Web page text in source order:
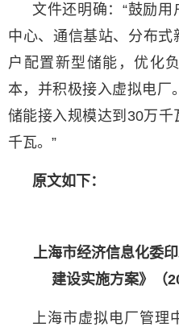
文件还明确：“鼓励
中心、通信基站、分布式
户配置新型储能，优化
本，并积极接入虚拟电厂
储能接入规模达到30万
千瓦。”
原文如下：
上海市经济信息化委
建设实施方案》（
上海市虚拟电厂管